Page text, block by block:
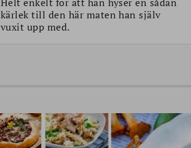
kärlek till den här maten han själv
vuxit upp med.